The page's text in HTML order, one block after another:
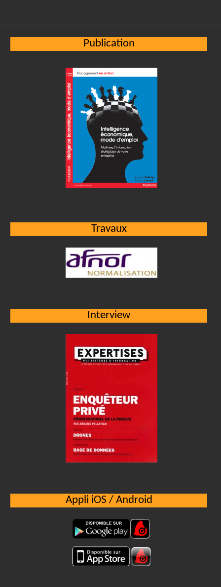
Publication
Travaux
Interview
Appli iOS / Android